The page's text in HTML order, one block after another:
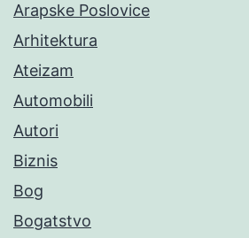
Arapske Poslovice
Arhitektura
Ateizam
Automobili
Autori
Biznis
Bog
Bogatstvo